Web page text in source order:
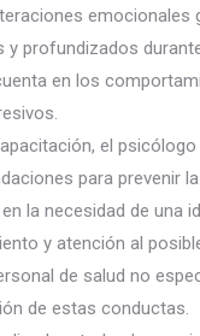
emocionales
y profundizados
en los
el
para prevenir
la necesidad de una
y atención al
de salud no
de estas conductas.